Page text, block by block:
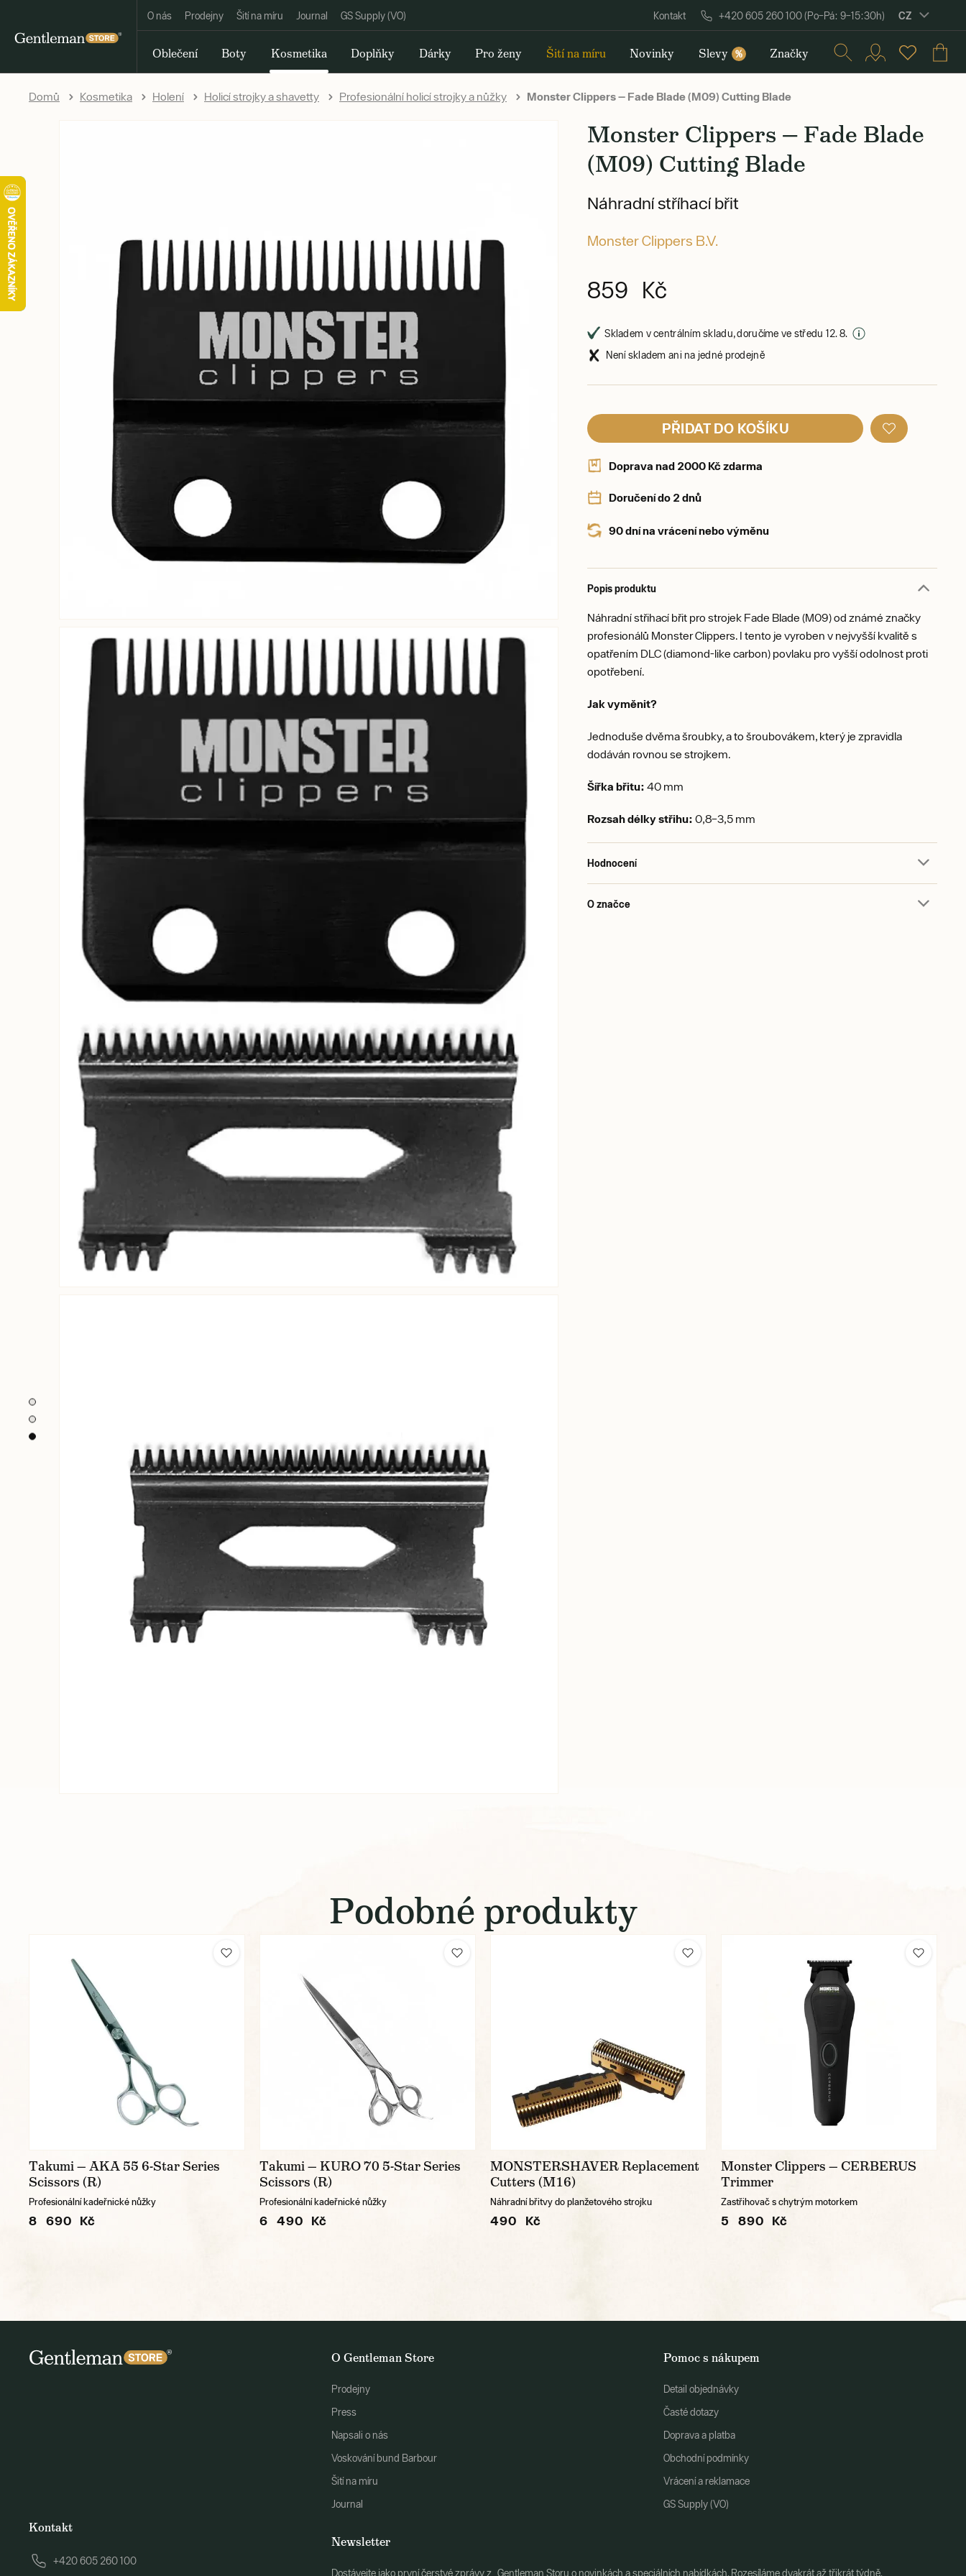
O nás Prodejny Šití na míru Journal GS Supply (VO) Kontakt +420 605 260 100 (Po–Pá: 9–15:30h) CZ
Oblečení Boty Kosmetika Doplňky Dárky Pro ženy Šití na míru Novinky Slevy % Značky
Domů Kosmetika Holení Holicí strojky a shavetty Profesionální holicí strojky a nůžky Monster Clippers — Fade Blade (M09) Cutting Blade
Monster Clippers — Fade Blade
(M09) Cutting Blade
Náhradní stříhací břit
Monster Clippers B.V.
859 Kč
Skladem v centrálním skladu, doručíme ve středu 12. 8.
Není skladem ani na jedné prodejně
PŘIDAT DO KOŠÍKU
Doprava nad 2000 Kč zdarma
Doručení do 2 dnů
90 dní na vrácení nebo výměnu
Popis produktu
Náhradní střihací břit pro strojek Fade Blade (M09) od známé značky
profesionálů Monster Clippers. I tento je vyroben v nejvyšší kvalitě s
opatřením DLC (diamond-like carbon) povlaku pro vyšší odolnost proti
opotřebení.
Jak vyměnit?
Jednoduše dvěma šroubky, a to šroubovákem, který je zpravidla
dodáván rovnou se strojkem.
Šířka břitu:40 mm
Rozsah délky střihu:0,8–3,5 mm
Hodnocení
O značce
Podobné produkty
Takumi — AKA 55 6-Star Series
Scissors (R)
Profesionální kadeřnické nůžky
8 690 Kč
Takumi — KURO 70 5-Star Series
Scissors (R)
Profesionální kadeřnické nůžky
6 490 Kč
MONSTERSHAVER Replacement
Cutters (M16)
Náhradní břitvy do planžetového strojku
490 Kč
Monster Clippers — CERBERUS
Trimmer
Zastřihovač s chytrým motorkem
5 890 Kč
O Gentleman Store
Prodejny
Press
Napsali o nás
Voskování bund Barbour
Šití na míru
Journal
Pomoc s nákupem
Detail objednávky
Časté dotazy
Doprava a platba
Obchodní podmínky
Vrácení a reklamace
GS Supply (VO)
Newsletter
Dostávejte jako první čerstvé zprávy z Gentleman Storu o novinkách a speciálních nabídkách. Rozesíláme dvakrát až třikrát týdně.
Kontakt
+420 605 260 100